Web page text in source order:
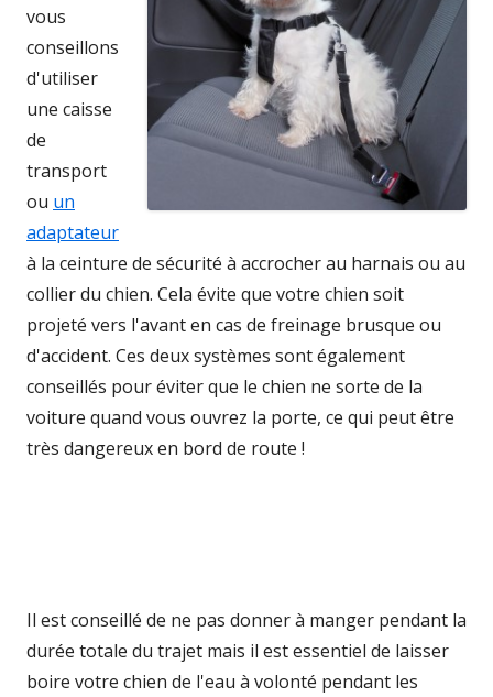
vous
conseillons
d'utiliser
une caisse
de
transport
ou un
adaptateur
à la ceinture de sécurité à accrocher au harnais ou au
collier du chien. Cela évite que votre chien soit
projeté vers l'avant en cas de freinage brusque ou
d'accident. Ces deux systèmes sont également
conseillés pour éviter que le chien ne sorte de la
voiture quand vous ouvrez la porte, ce qui peut être
très dangereux en bord de route !
Il est conseillé de ne pas donner à manger pendant la
durée totale du trajet mais il est essentiel de laisser
boire votre chien de l'eau à volonté pendant les